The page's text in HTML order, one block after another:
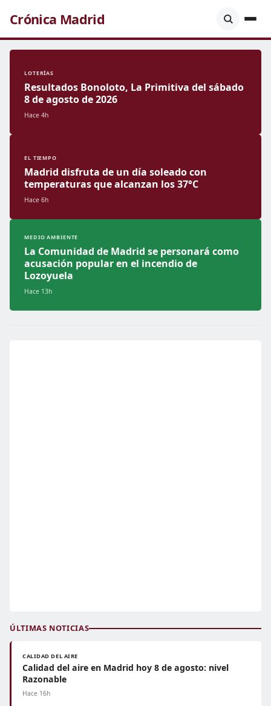
Crónica Madrid
LOTERÍAS
Resultados Bonoloto, La Primitiva del sábado
8 de agosto de 2026
Hace 4h
EL TIEMPO
Madrid disfruta de un día soleado con
temperaturas que alcanzan los 37°C
Hace 6h
MEDIO AMBIENTE
La Comunidad de Madrid se personará como
acusación popular en el incendio de
Lozoyuela
Hace 13h
ÚLTIMAS NOTICIAS
CALIDAD DEL AIRE
Calidad del aire en Madrid hoy 8 de agosto: nivel
Razonable
Hace 16h